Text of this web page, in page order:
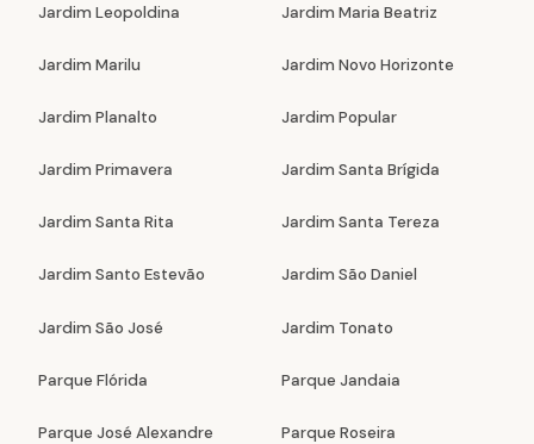
Jardim Leopoldina Jardim Maria Beatriz
Jardim Marilu Jardim Novo Horizonte
Jardim Planalto Jardim Popular
Jardim Primavera Jardim Santa Brígida
Jardim Santa Rita Jardim Santa Tereza
Jardim Santo Estevão Jardim São Daniel
Jardim São José Jardim Tonato
Parque Flórida Parque Jandaia
Parque José Alexandre Parque Roseira